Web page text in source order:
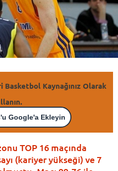
Basketbol Kaynağınız Olarak
Google'a Ekleyin
TOP 16 maçında
(kariyer yükseği) ve 7